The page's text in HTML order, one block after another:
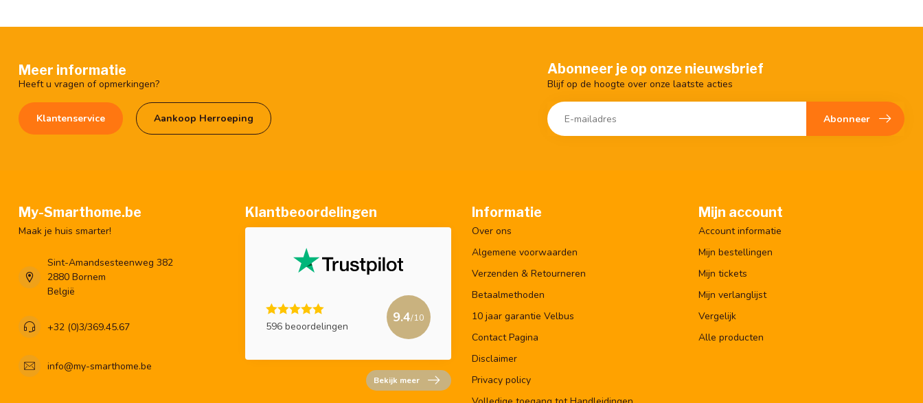
Meer informatie
Heeft u vragen of opmerkingen?
Klantenservice Aankoop Herroeping
Abonneer je op onze nieuwsbrief
Blijf op de hoogte over onze laatste acties
Abonneer
My-Smarthome.be
Maak je huis smarter!
Sint-Amandsesteenweg 382
2880 Bornem
België
+32 (0)3/369.45.67
info@my-smarthome.be
Klantbeoordelingen
596 beoordelingen
9.4/10
Bekijk meer
Informatie
Over ons
Algemene voorwaarden
Verzenden & Retourneren
Betaalmethoden
10 jaar garantie Velbus
Contact Pagina
Disclaimer
Privacy policy
Mijn account
Account informatie
Mijn bestellingen
Mijn tickets
Mijn verlanglijst
Vergelijk
Alle producten